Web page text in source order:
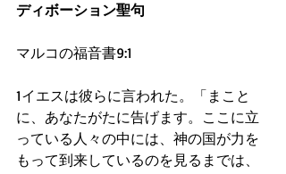
ディボーション聖句
マルコの福音書9:1
1イエスは彼らに言われた。「まこと
に、あなたがたに告げます。ここに立
っている人々の中には、神の国が力を
もって到来しているのを見るまでは、